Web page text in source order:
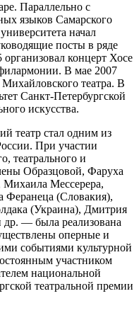
Параллельно с
языков Самарского
начал
посты в ряде
концерт Хосе
В мае 2007
Михайловского театра. В
Санкт-Петербургской
искусства.
театр стал одним из
При участии
театрального и
Образцовой, Фаруха
Мессерера,
Феранеца (Словакия),
(Украина), Дмитрия
др. — была реализована
оперные и
событиями культурной
участником
национальной
театральной премии